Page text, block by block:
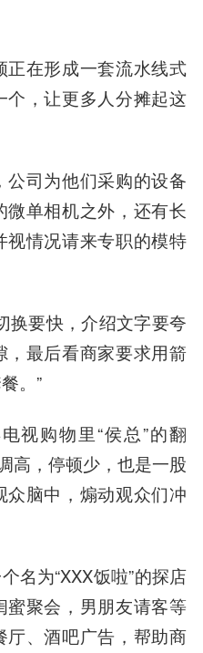
正在形成一套流水线式
个 ，让更多人分摊起这
司为他们采购的设备
单相机之外，还有长
情况请来专职的模特
换要快，介绍文字要夸
最后看商家要求用箭
。”
视购物里“侯总”的翻
高，停顿少，也是一股
脑中，煽动观众们冲
名为“XXX饭啦”的探店
聚会，男朋友请客等
、酒吧广告，帮助商